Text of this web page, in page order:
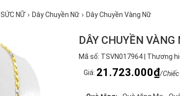
NỮ Dây Chuyền Nữ Dây Chuyền Vàng Nữ
DÂY CHUYỀN
Mã số: TSVN017964 | Thương
Giá: 21.723.000₫/Chiếc